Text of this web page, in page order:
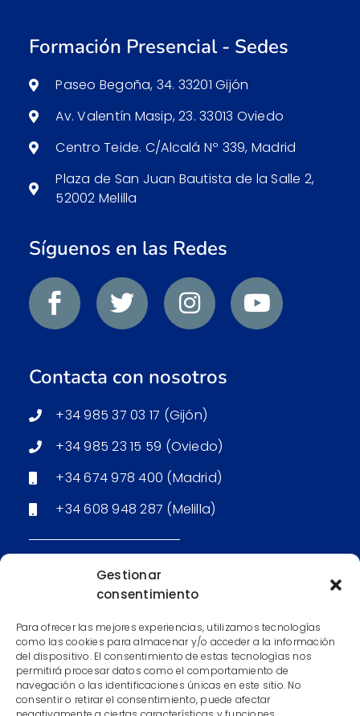
Gestionar
consentimiento
Para ofrecer las mejores experiencias, utilizamos tecnologías
como las cookies para almacenar y/o acceder a la información
del dispositivo. El consentimiento de estas tecnologías nos
permitirá procesar datos como el comportamiento de
navegación o las identificaciones únicas en este sitio. No
consentir o retirar el consentimiento, puede afectar
Formación Presencial - Sedes
Paseo Begoña, 34. 33201 Gijón
Av. Valentín Masip, 23. 33013 Oviedo
Centro Teide. C/Alcalá Nº 339, Madrid
Plaza de San Juan Bautista de la Salle 2,
52002 Melilla
Síguenos en las Redes
Contacta con nosotros
+34 985 37 03 17 (Gijón)
+34 985 23 15 59 (Oviedo)
+34 674 978 400 (Madrid)
+34 608 948 287 (Melilla)
Email: Secretaría (Gijón)
Email: Secretaría (Oviedo)
Email: Secretaría (Madrid)
Email: Secretaría (Melilla)